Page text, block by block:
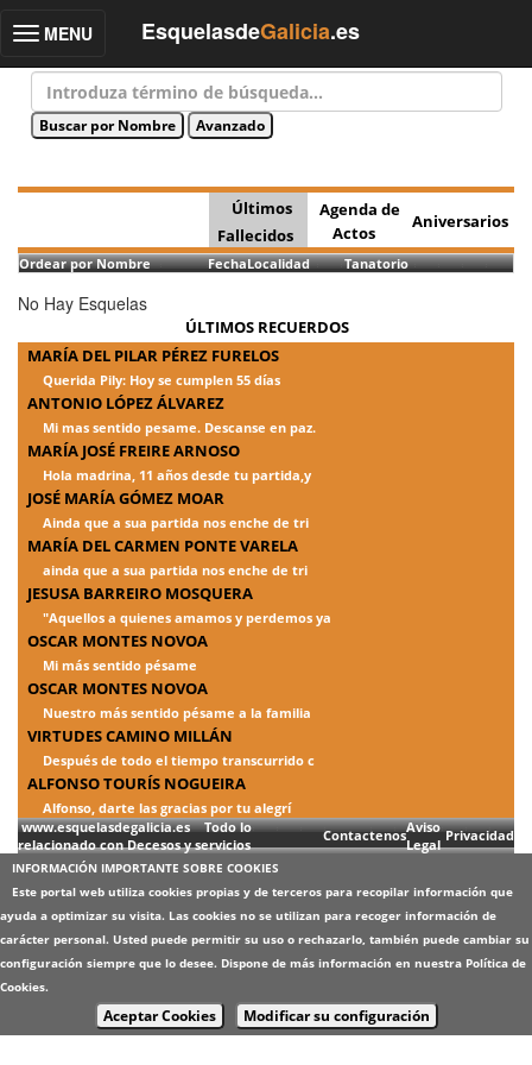
Toggle
MENU EsquelasdeGalicia.es
Últimos
Fallecidos
Agenda de
Actos
Aniversarios
Ordear por Nombre FechaLocalidad Tanatorio
No Hay Esquelas
ÚLTIMOS RECUERDOS
MARÍA DEL PILAR PÉREZ FURELOS
Querida Pily: Hoy se cumplen 55 días
ANTONIO LÓPEZ ÁLVAREZ
Mi mas sentido pesame. Descanse en paz.
MARÍA JOSÉ FREIRE ARNOSO
Hola madrina, 11 años desde tu partida,y
JOSÉ MARÍA GÓMEZ MOAR
Ainda que a sua partida nos enche de tri
MARÍA DEL CARMEN PONTE VARELA
ainda que a sua partida nos enche de tri
JESUSA BARREIRO MOSQUERA
"Aquellos a quienes amamos y perdemos ya
OSCAR MONTES NOVOA
Mi más sentido pésame
OSCAR MONTES NOVOA
Nuestro más sentido pésame a la familia
VIRTUDES CAMINO MILLÁN
Después de todo el tiempo transcurrido c
ALFONSO TOURÍS NOGUEIRA
Alfonso, darte las gracias por tu alegrí
www.esquelasdegalicia.es Todo lo
relacionado con Decesos y servicios
ContactenosAviso
Legal
Privacidad
INFORMACIÓN IMPORTANTE SOBRE COOKIES
Este portal web utiliza cookies propias y de terceros para recopilar información que
ayuda a optimizar su visita. Las cookies no se utilizan para recoger información de
carácter personal. Usted puede permitir su uso o rechazarlo, también puede cambiar su
configuración siempre que lo desee. Dispone de más información en nuestra Política de
Cookies.